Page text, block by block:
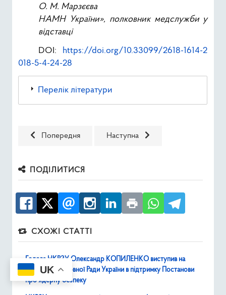
О. М. Марзєєва
НАМН України», полковник медслужби у
відставці
DOI: https://doi.org/10.33099/2618-1614-2
018-5-4-24-28
Перелік літератури
Попередня стаття: Національна доповідь України
Попередня Наступна стаття: Інформаційні
Наступна
ПОДІЛИТИСЯ
СХОЖІ СТАТТІ
Голова НКРЗУ Олександр КОПИЛЕНКО виступив на
засіданні Верховної Ради України в підтримку Постанови
про ядерну безпеку
UK